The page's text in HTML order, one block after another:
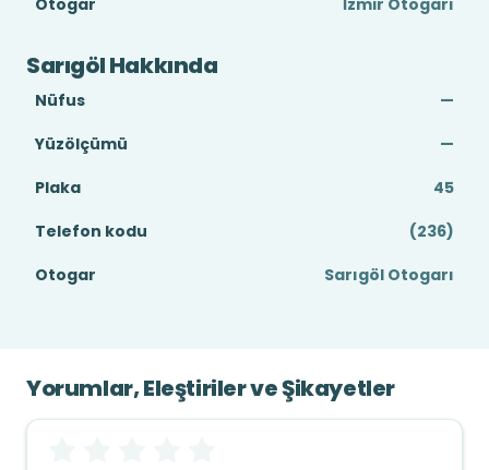
Otogar
İzmir Otogarı
Sarıgöl Hakkında
Nüfus
—
Yüzölçümü
—
Plaka
45
Telefon kodu
(236)
Otogar
Sarıgöl Otogarı
Yorumlar, Eleştiriler ve Şikayetler